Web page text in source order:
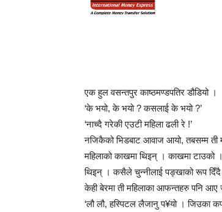
एक हुल वसन्तपुर काष्ठमण्डपतिर डौडियो ।
‘के भयो, के भयो ? कसलाई के भयो ?’
‘नाच्दै गरेकी एउटी महिला ढली रे !’
नजिकैको भिडबाट आवाज आयो, तबसम्म ती
महिलाको काखमा थिइन् । काखमा टाउको
थिइन् । कसैले चुन्नीलाई पङ्खाको रूप दिँदै
केही बेरमा ती महिलाका आफन्तहरु पनि
‘लौ लौ, हस्पिटल लैजानु प¥यो । जिउका